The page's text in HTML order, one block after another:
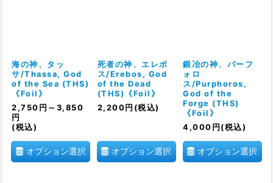
海の神、タッ
サ/Thassa, God
of the Sea (THS)
《Foil》
2,750 円 ～3,850
円
(税込)
オプション選択
死者の神、エレボ
ス/Erebos, God
of the Dead
(THS)《Foil》
2,200 円 (税込)
オプション選択
鍛冶の神、パーフ
ォロ
ス/Purphoros,
God of the
Forge (THS)
《Foil》
4,000 円 (税込)
オプション選択